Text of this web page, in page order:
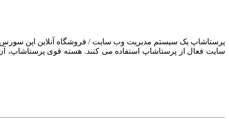
سایت فعال از پرستاشاپ استفاده می کنند. هسته قوی پرستاشاپ، آن